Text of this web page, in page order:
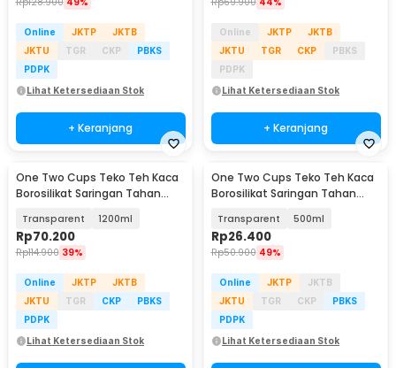
Online JKTP
JKTB
JKTU
TGR CKP
PBKS
PDPK
Lihat Ketersediaan Stok
+ Keranjang
Online JKTP
JKTB
JKTU
TGR CKP
PBKS
PDPK
Lihat Ketersediaan Stok
+ Keranjang
One Two Cups Teko Teh Kaca
Borosilikat Saringan Tahan
Transparent 1200ml
Rp70.200
Rp114.900 39%
Online JKTP
JKTB
JKTU
TGR CKP
PBKS
PDPK
Lihat Ketersediaan Stok
One Two Cups Teko Teh Kaca
Borosilikat Saringan Tahan
Transparent 500ml
Rp26.400
Rp50.900 49%
Online JKTP
JKTB
JKTU
TGR CKP
PBKS
PDPK
Lihat Ketersediaan Stok